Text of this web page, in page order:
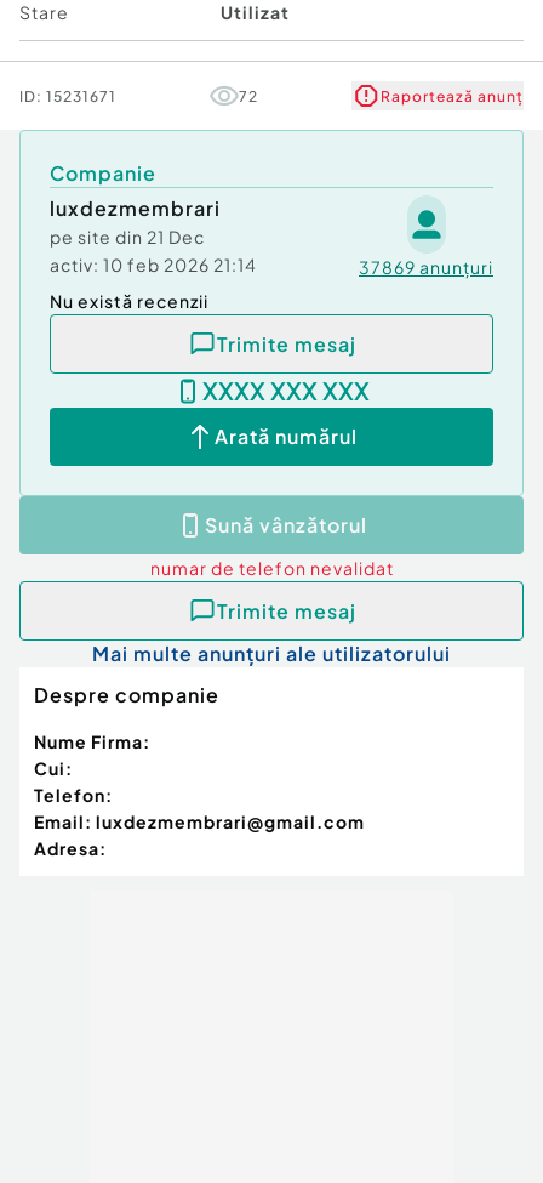
Stare Utilizat
ID: 15231671 72 Raportează anunț
Companie
luxdezmembrari
pe site din 21 Dec
activ: 10 feb 2026 21:14 37869 anunțuri
Nu există recenzii
Trimite mesaj
XXXX XXX XXX
Arată numărul
Sună vânzătorul
numar de telefon nevalidat
Trimite mesaj
Mai multe anunțuri ale utilizatorului
Despre companie
Nume Firma:
Cui:
Telefon:
Email: luxdezmembrari@gmail.com
Adresa: